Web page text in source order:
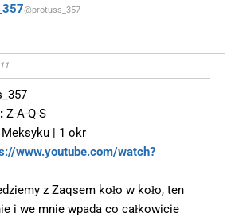
@protuss_357
Z-A-Q-S
Meksyku | 1 okr
www.youtube.com/watch?
z Zaqsem koło w koło, ten
i we mnie wpada co całkowicie